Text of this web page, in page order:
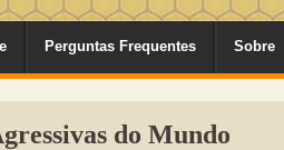
Perguntas Frequentes Sobre
do Mundo